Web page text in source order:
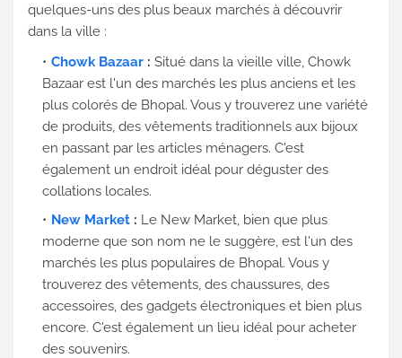
quelques-uns des plus beaux marchés à découvrir
dans la ville :
Chowk Bazaar : Situé dans la vieille ville, Chowk
Bazaar est l'un des marchés les plus anciens et les
plus colorés de Bhopal. Vous y trouverez une variété
de produits, des vêtements traditionnels aux bijoux
en passant par les articles ménagers. C'est
également un endroit idéal pour déguster des
collations locales.
New Market : Le New Market, bien que plus
moderne que son nom ne le suggère, est l'un des
marchés les plus populaires de Bhopal. Vous y
trouverez des vêtements, des chaussures, des
accessoires, des gadgets électroniques et bien plus
encore. C'est également un lieu idéal pour acheter
des souvenirs.